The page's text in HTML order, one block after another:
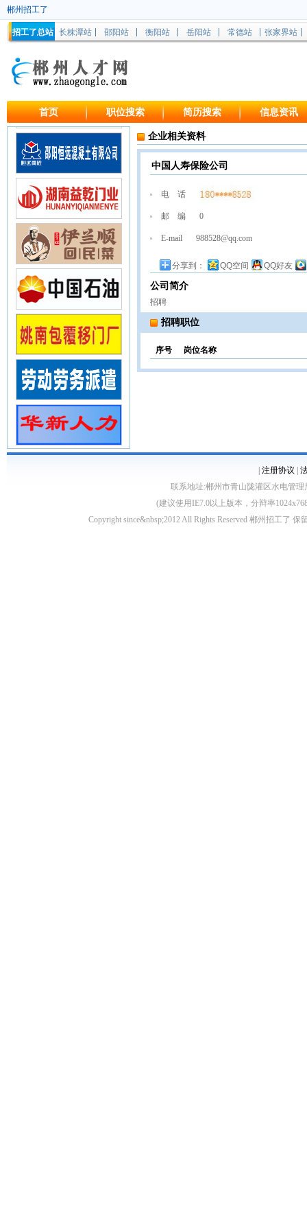
郴州招工了
招工了总站 长株潭站 邵阳站 衡阳站 岳阳站 常德站 张家界站
首页 职位搜索 简历搜索 信息资讯
企业相关资料
中国人寿保险公司
电 话
邮 编 0
E-mail 988528@qq.com
分享到： QQ空间 QQ好友
公司简介
招聘
招聘职位
序号 岗位名称
注册协议
联系地址:郴州市青山陇灌区水电管理
(建议使用IE7.0以上版本，分辩率
Copyright since&nbsp;2012 All Rights Reserved 郴州招工了